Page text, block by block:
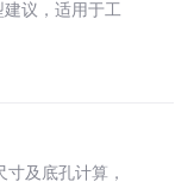
议，适用于工
及底孔计算，